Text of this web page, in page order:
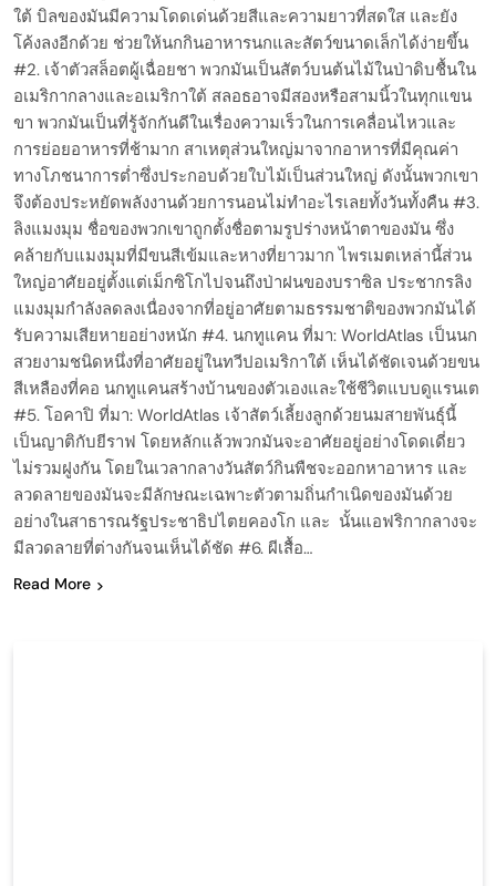
ใต้ บิลของมันมีความโดดเด่นด้วยสีและความยาวที่สดใส และยัง
โค้งลงอีกด้วย ช่วยให้นกกินอาหารนกและสัตว์ขนาดเล็กได้ง่ายขึ้น
#2. เจ้าตัวสล็อตผู้เฉื่อยชา พวกมันเป็นสัตว์บนต้นไม้ในป่าดิบชื้นใน
อเมริกากลางและอเมริกาใต้ สลอธอาจมีสองหรือสามนิ้วในทุกแขน
ขา พวกมันเป็นที่รู้จักกันดีในเรื่องความเร็วในการเคลื่อนไหวและ
การย่อยอาหารที่ช้ามาก สาเหตุส่วนใหญ่มาจากอาหารที่มีคุณค่า
ทางโภชนาการต่ำซึ่งประกอบด้วยใบไม้เป็นส่วนใหญ่ ดังนั้นพวกเขา
จึงต้องประหยัดพลังงานด้วยการนอนไม่ทำอะไรเลยทั้งวันทั้งคืน #3.
ลิงแมงมุม ชื่อของพวกเขาถูกตั้งชื่อตามรูปร่างหน้าตาของมัน ซึ่ง
คล้ายกับแมงมุมที่มีขนสีเข้มและหางที่ยาวมาก ไพรเมตเหล่านี้ส่วน
ใหญ่อาศัยอยู่ตั้งแต่เม็กซิโกไปจนถึงป่าฝนของบราซิล ประชากรลิง
แมงมุมกำลังลดลงเนื่องจากที่อยู่อาศัยตามธรรมชาติของพวกมันได้
รับความเสียหายอย่างหนัก #4. นกทูแคน ที่มา: WorldAtlas เป็นนก
สวยงามชนิดหนึ่งที่อาศัยอยู่ในทวีปอเมริกาใต้ เห็นได้ชัดเจนด้วยขน
สีเหลืองที่คอ นกทูแคนสร้างบ้านของตัวเองและใช้ชีวิตแบบดูแรนเต
#5. โอคาปิ ที่มา: WorldAtlas เจ้าสัตว์เลี้ยงลูกด้วยนมสายพันธุ์นี้
เป็นญาติกับยีราฟ โดยหลักแล้วพวกมันจะอาศัยอยู่อย่างโดดเดี่ยว
ไม่รวมฝูงกัน โดยในเวลากลางวันสัตว์กินพืชจะออกหาอาหาร และ
ลวดลายของมันจะมีลักษณะเฉพาะตัวตามถิ่นกำเนิดของมันด้วย
อย่างในสาธารณรัฐประชาธิปไตยคองโก และ นั้นแอฟริกากลางจะ
มีลวดลายที่ต่างกันจนเห็นได้ชัด #6. ผีเสื้อ…
Read More